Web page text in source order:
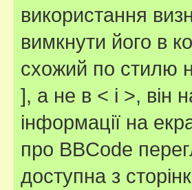
використання
вимкнути його в
схожий по стилю
], а не в < і >, він
інформації на
про BBCode
доступна з